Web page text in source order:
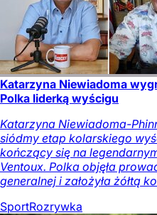
Katarzyna Niewiadoma
Polka liderką wyścigu
Katarzyna Niewiadoma-
siódmy etap kolarskiego
kończący się na
Ventoux. Polka objęła
generalnej i założyła żółtą
SportRozrywka